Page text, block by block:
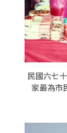
民國六七
家最為市